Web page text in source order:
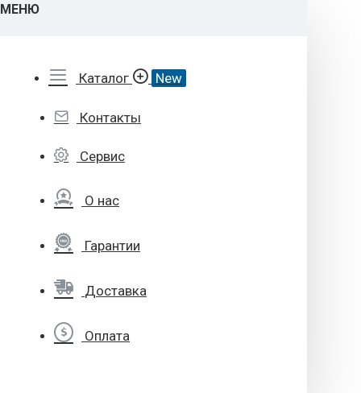
МЕНЮ
Каталог New
Контакты
Сервис
О нас
Гарантии
Доставка
Оплата